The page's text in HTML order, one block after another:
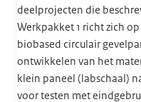
deelprojecten die
Werkpakket 1 richt zich
biobased circulair
ontwikkelen van het
klein paneel (labschaal)
voor testen met